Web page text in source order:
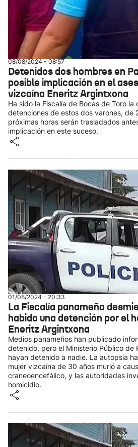
08/08/2024 - 08:57
Detenidos dos hombres en
posible implicación en el
vizcaína Eneritz Argintxona
Ha sido la Fiscalía de Bocas de Toro la
detenciones de estos dos varones, de
próximas horas serán trasladados
implicación en este suceso.
01/08/2024 - 20:33
La Fiscalía panameña
habido una detención por el
Eneritz Argintxona
Medios panameños han publicado
detenido, pero el Ministerio Público de
hayan detenido a nadie. La autopsia
mujer vizcaína de 30 años murió a
craneoencefálico, y las autoridades
homicidio.